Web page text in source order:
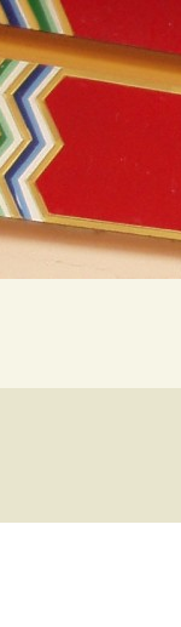
Ga
naar
de
inhoud